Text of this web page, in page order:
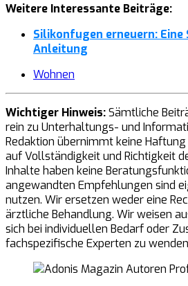
Weitere Interessante Beiträge:
Silikonfugen erneuern:
Anleitung
Wohnen
Wichtiger Hinweis:Sämtliche
rein zu Unterhaltungs- und
Redaktion übernimmt keine
auf Vollständigkeit und Richtigkeit
Inhalte haben keine
angewandten Empfehlungen sind
nutzen. Wir ersetzen weder eine
ärztliche Behandlung. Wir weisen
sich bei individuellen Bedarf oder
fachspezifische Experten zu